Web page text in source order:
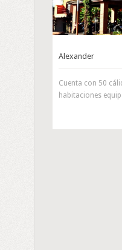
Alexander
Cuenta con 50
habitaciones